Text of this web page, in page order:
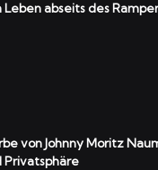
Leben abseits des
von Johnny Moritz
Privatsphäre